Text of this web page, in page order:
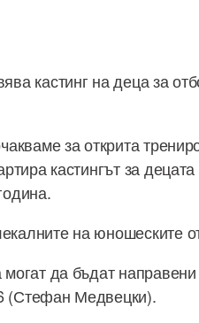
кастинг на деца за
за открита
кастингът за
на юношеските
могат да бъдат
(Стефан Медвецки).